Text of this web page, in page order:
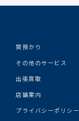
質預かり
その他のサービス
出張買取
店舗案内
プライバシーポリシー